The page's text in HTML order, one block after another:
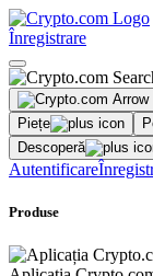
Înregistrare
Piețe
Descoperă
Autentificare
Produse